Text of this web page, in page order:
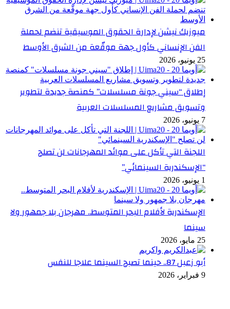
ميوزيك نيشن لإدارة الحقوق الموسيقية تنضم لحملة
الفن الإنساني كأول جهة موقّعة من الشرق الأوسط
25 يونيو، 2026
إطلاق “سيني جونة مسلسلات” كمنصة جديدة لتطوير
وتسويق مشاريع المسلسلات العربية
7 يونيو، 2026
اللجنة التي تأكل على موائد المهرجانات لن تصلح
“الإسكندرية السينمائي”
1 يونيو، 2026
الإسكندرية لأفلام البحر المتوسط.. مهرجان بلا جمهور ولا
سينما
25 مايو، 2026
أبو زعبل 87.. حينما تصبح السينما علاجا للنفس
9 فبراير، 2026